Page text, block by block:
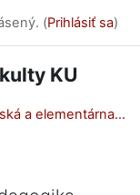
(Prihlásiť sa)
KU
Predškolská a elementárna pedagogika externisti 2022